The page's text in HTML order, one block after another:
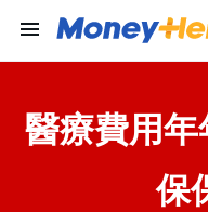
menu
醫療費用
保